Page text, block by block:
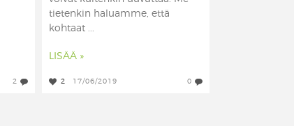
2
tietenkin haluamme, että
kohtaat ...
LISÄÄ »
2 17/06/2019 0